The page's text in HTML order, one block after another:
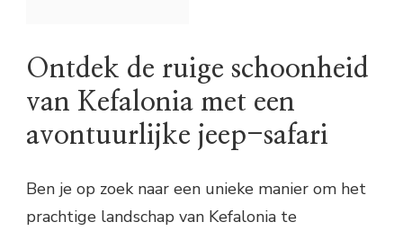
Ontdek de ruige schoonheid
van Kefalonia met een
avontuurlijke jeep-safari
Ben je op zoek naar een unieke manier om het
prachtige landschap van Kefalonia te